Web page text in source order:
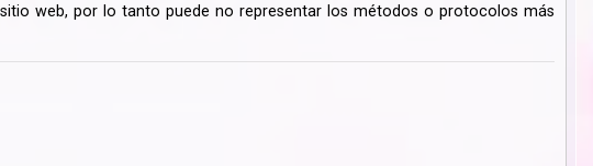
web, por lo tanto puede no representar los métodos o protocolos más